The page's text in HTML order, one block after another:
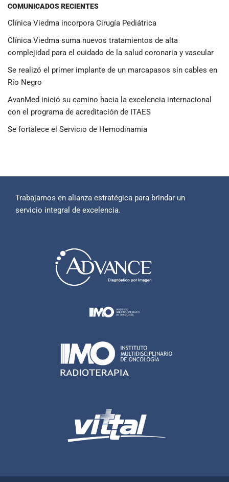
COMUNICADOS RECIENTES
Clínica Viedma incorpora Cirugía Pediátrica
Clínica Viedma suma nuevos tratamientos de alta
complejidad para el cuidado de la salud coronaria y vascular
Se realizó el primer implante de un marcapasos sin cables en
Río Negro
AvanMed inició su camino hacia la excelencia internacional
con el programa de acreditación de ITAES
Se fortalece el Servicio de Hemodinamia
Trabajamos en alianza estratégica para brindar un
servicio integral de excelencia.